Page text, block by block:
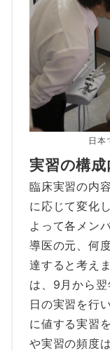
日本
実習の構成
臨床実習の内
に応じて変化
よって各メン
導医の元、何
達すると考え
は、9月から
日の実習を行
に値する実習
や実習の頻度